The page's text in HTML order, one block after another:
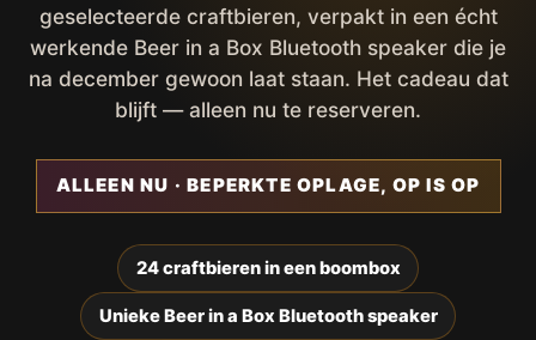
geselecteerde craftbieren, verpakt in een écht
werkende Beer in a Box Bluetooth speaker die je
na december gewoon laat staan. Het cadeau dat
blijft — alleen nu te reserveren.
ALLEEN NU · BEPERKTE OPLAGE, OP IS OP
24 craftbieren in een boombox
Unieke Beer in a Box Bluetooth speaker